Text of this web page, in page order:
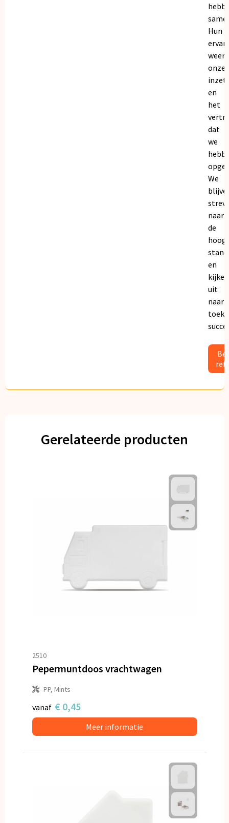
Hun
onze
inzet
en
het
dat
we
We
naar
de
en
kijken
uit
naar
Gerelateerde producten
2510
Pepermuntdoos vrachtwagen
PP, Mints
vanaf € 0,45
Meer informatie